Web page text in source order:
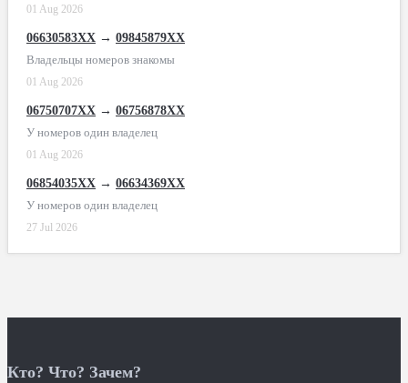
01 Aug 2026
06630583XX → 09845879XX
Владельцы номеров знакомы
01 Aug 2026
06750707XX → 06756878XX
У номеров один владелец
01 Aug 2026
06854035XX → 06634369XX
У номеров один владелец
27 Jul 2026
Кто? Что? Зачем?